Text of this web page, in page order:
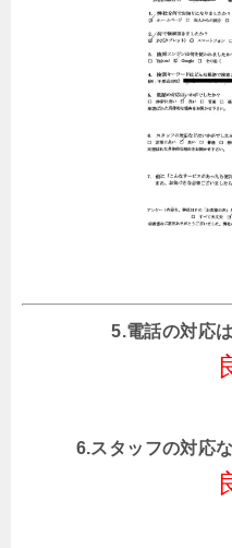
5.電話の対応
6.スタッフの対応